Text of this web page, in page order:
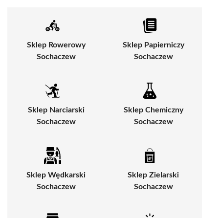
Sklep Rowerowy
Sochaczew
Sklep Papierniczy
Sochaczew
Sklep Narciarski
Sochaczew
Sklep Chemiczny
Sochaczew
Sklep Wędkarski
Sochaczew
Sklep Zielarski
Sochaczew